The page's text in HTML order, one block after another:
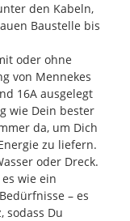
den Kabeln,
Baustelle bis
oder ohne
von Mennekes
16A ausgelegt
wie Dein bester
da, um Dich
zu liefern.
oder Dreck.
wie ein
– es
sodass Du